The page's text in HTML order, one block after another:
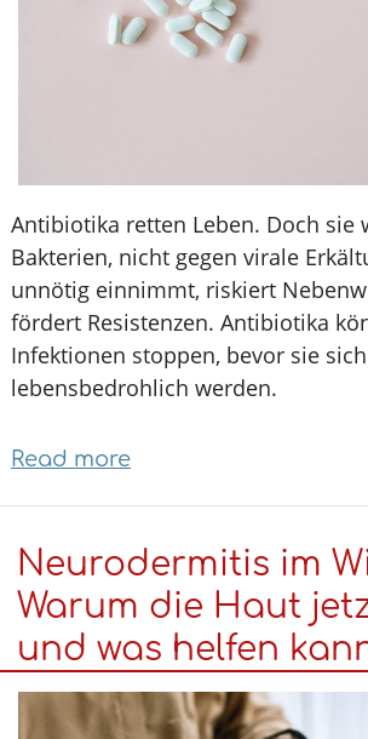
Antibiotika retten Leben. Doch
Bakterien, nicht gegen virale
unnötig einnimmt, riskiert
fördert Resistenzen. Antibiotika
Infektionen stoppen, bevor sie
lebensbedrohlich werden.
Read more
sie
Leben
retten
und
wann
sie
Neurodermitis im
Warum die Haut
und was helfen